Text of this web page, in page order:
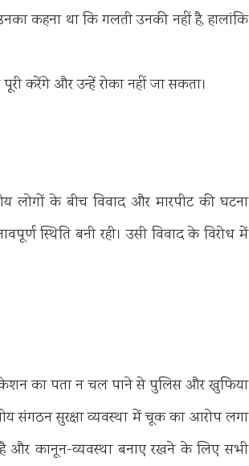
कहना था कि गलती उनकी नहीं है, हालांकि
करेंगे और उन्हें रोका नहीं जा सकता।
लोगों के बीच विवाद और मारपीट की घटना
स्थिति बनी रही। उसी विवाद के विरोध में
का पता न चल पाने से पुलिस और खुफिया
संगठन सुरक्षा व्यवस्था में चूक का आरोप लगा
है और कानून-व्यवस्था बनाए रखने के लिए सभी